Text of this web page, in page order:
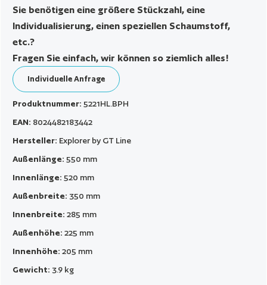
Sie benötigen eine größere Stückzahl, eine
Individualisierung, einen speziellen Schaumstoff,
etc.?
Fragen Sie einfach, wir können so ziemlich alles!
Individuelle Anfrage
Produktnummer: 5221HL.BPH
EAN: 8024482183442
Hersteller: Explorer by GT Line
Außenlänge: 550 mm
Innenlänge: 520 mm
Außenbreite: 350 mm
Innenbreite:285 mm
Außenhöhe:225 mm
Innenhöhe:205 mm
Gewicht: 3.9 kg